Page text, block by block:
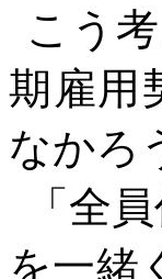
こう
期雇用
なかろ
「全
を一緒